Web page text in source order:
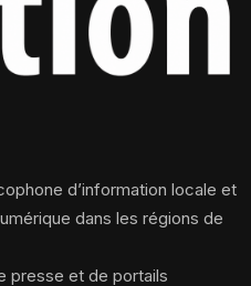
d’information locale et
dans les régions de
presse et de portails